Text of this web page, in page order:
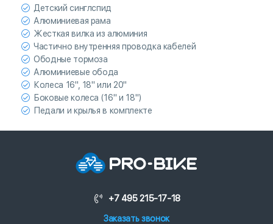
Детский синглспид
Алюминиевая рама
Жесткая вилка из алюминия
Частично внутренняя проводка кабелей
Ободные тормоза
Алюминиевые обода
Колеса 16", 18" или 20"
Боковые колеса (16" и 18")
Педали и крылья в комплекте
+7 495 215-17-18
Заказать звонок